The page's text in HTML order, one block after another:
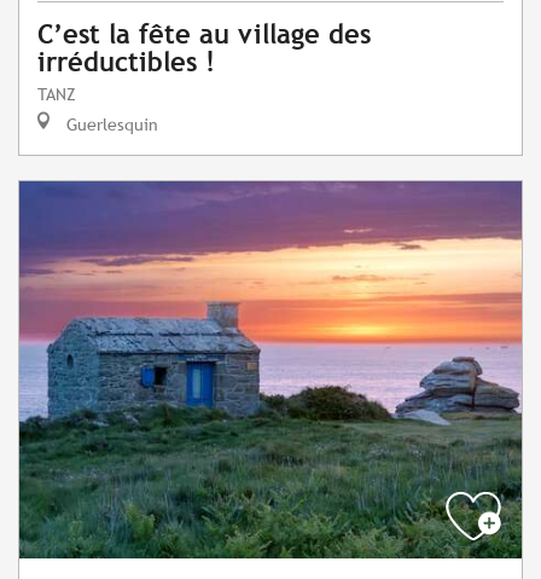
C’est la fête au village des
irréductibles !
TANZ
Guerlesquin